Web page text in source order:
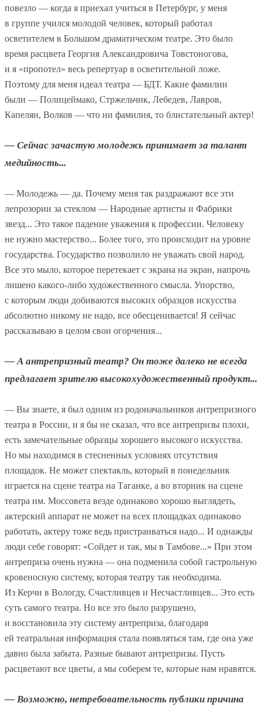
повезло — когда я приехал учиться в Петербург, у меня
в группе учился молодой человек, который работал
осветителем в Большом драматическом театре. Это было
время расцвета Георгия Александровича Товстоногова,
и я «пропотел» весь репертуар в осветительной ложе.
Поэтому для меня идеал театра — БДТ. Какие фамилии
были — Полицеймако, Стржельчик, Лебедев, Лавров,
Капелян, Волков — что ни фамилия, то блистательный актер!
— Сейчас зачастую молодежь принимает за талант
медийность...
— Молодежь — да. Почему меня так раздражают все эти
лепрозории за стеклом — Народные артисты и Фабрики
звезд... Это такое падение уважения к профессии. Человеку
не нужно мастерство... Более того, это происходит на уровне
государства. Государство позволило не уважать свой народ.
Все это мыло, которое перетекает с экрана на экран, напрочь
лишено какого-либо художественного смысла. Упорство,
с которым люди добиваются высоких образцов искусства
абсолютно никому не надо, все обесценивается! Я сейчас
рассказываю в целом свои огорчения...
— А антрепризный театр? Он тоже далеко не всегда
предлагает зрителю высокохудожественный продукт...
— Вы знаете, я был одним из родоначальников антрепризного
театра в России, и я бы не сказал, что все антрепризы плохи,
есть замечательные образцы хорошего высокого искусства.
Но мы находимся в стесненных условиях отсутствия
площадок. Не может спектакль, который в понедельник
играется на сцене театра на Таганке, а во вторник на сцене
театра им. Моссовета везде одинаково хорошо выглядеть,
актерский аппарат не может на всех площадках одинаково
работать, актеру тоже ведь пристраиваться надо... И однажды
люди себе говорят: «Сойдет и так, мы в Тамбове...» При этом
антреприза очень нужна — она подменила собой гастрольную
кровеносную систему, которая театру так необходима.
Из Керчи в Вологду, Счастливцев и Несчастливцев... Это есть
суть самого театра. Но все это было разрушено,
и восстановила эту систему антреприза, благодаря
ей театральная информация стала появляться там, где она уже
давно была забыта. Разные бывают антрепризы. Пусть
расцветают все цветы, а мы соберем те, которые нам нравятся.
— Возможно, нетребовательность публики причина